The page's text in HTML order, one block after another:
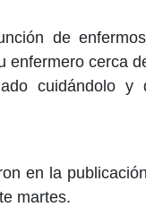
de
enfermero cerca
cuidándolo y
en la
martes.